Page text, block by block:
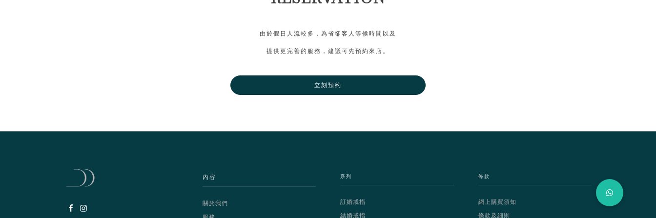
由於假日人流較多，為省卻客人等候時間以及
提供更完善的服務，建議可先預約來店。
立刻預約
內容
關於我們
系列
訂婚戒指
結婚戒指
條款
網上購買須知
條款及細則